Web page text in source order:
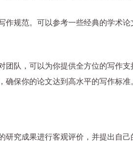
作规范。可以参考一些经典的学术
团队，可以为你提供全方位的写作
保你的论文达到高水平的写作标准。
究成果进行客观评价，并提出自